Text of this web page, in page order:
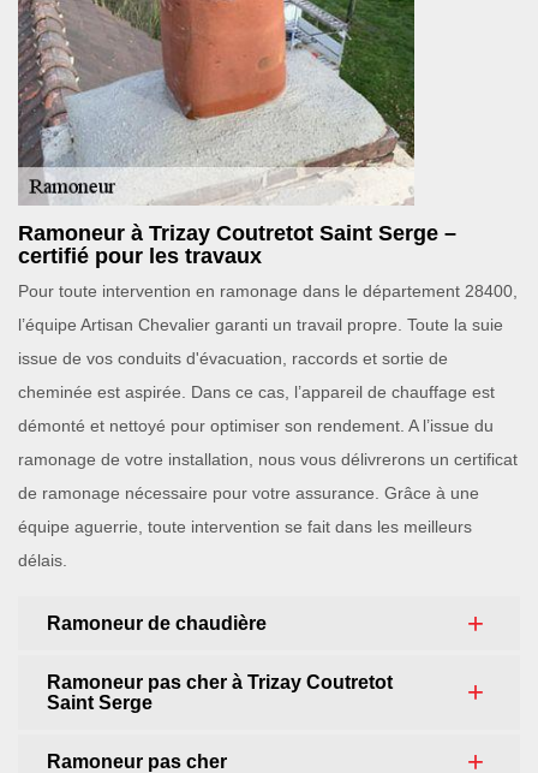
Ramoneur à Trizay Coutretot Saint Serge –
certifié pour les travaux
Pour toute intervention en ramonage dans le département 28400,
l’équipe Artisan Chevalier garanti un travail propre. Toute la suie
issue de vos conduits d'évacuation, raccords et sortie de
cheminée est aspirée. Dans ce cas, l’appareil de chauffage est
démonté et nettoyé pour optimiser son rendement. A l’issue du
ramonage de votre installation, nous vous délivrerons un certificat
de ramonage nécessaire pour votre assurance. Grâce à une
équipe aguerrie, toute intervention se fait dans les meilleurs
délais.
Ramoneur de chaudière
Ramoneur pas cher à Trizay Coutretot
Saint Serge
Ramoneur pas cher